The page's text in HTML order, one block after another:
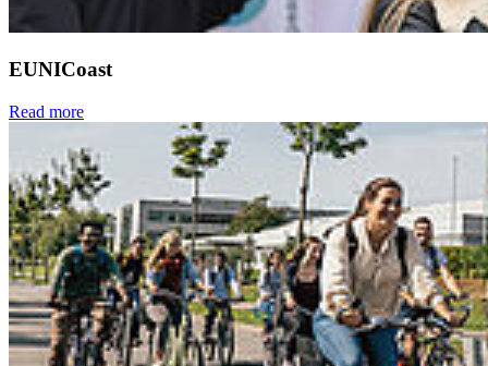
EUNICoast
Read more
Go to slide 1
Go to slide 2
Go to slide 3
Go to slide 4
Go to slide 5
Go to slide 6
Go to slide 7
Go to slide 8
Go to slide 9